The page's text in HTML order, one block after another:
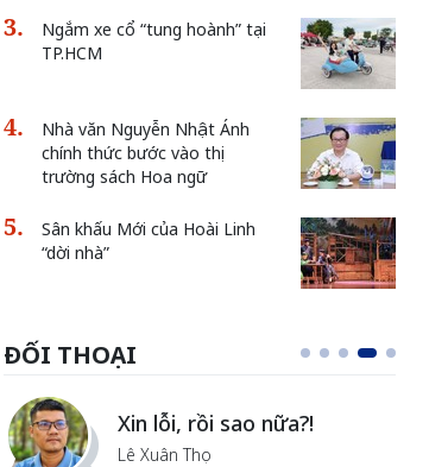
Ngắm xe cổ “tung hoành” tại
TP.HCM
Nhà văn Nguyễn Nhật Ánh
chính thức bước vào thị
trường sách Hoa ngữ
Sân khấu Mới của Hoài Linh
“dời nhà”
ĐỐI THOẠI
Xin lỗi, rồi sao nữa?!
Lê Xuân Thọ